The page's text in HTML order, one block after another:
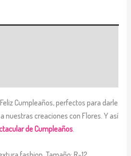
Cumpleaños, perfectos para darle
a nuestras creaciones con Flores. Y así
de Cumpleaños